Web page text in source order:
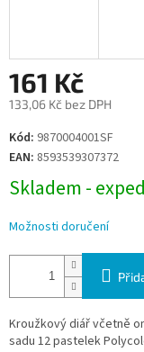
161 Kč
133,06 Kč bez DPH
Měrná
cena:
Kód: 9870004001SF
EAN: 8593539307372
Skladem -
Možnosti doručení
Kroužkový diář včetně
sadu 12 pastelek